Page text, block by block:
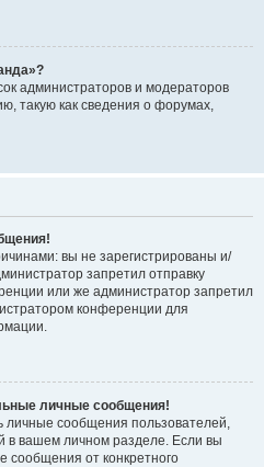
администраторов и модераторов
такую как сведения о форумах,
вы не зарегистрированы и/
запретил отправку
или же администратор запретил
конференции для
личные сообщения!
личные сообщения пользователей,
в вашем личном разделе. Если вы
сообщения от конкретного